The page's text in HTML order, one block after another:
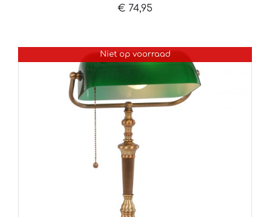
€ 74,95
Niet op voorraad